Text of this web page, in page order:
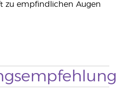
zu empfindlichen Augen